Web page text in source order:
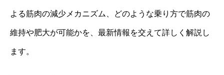
よる筋肉の減少メカニズム、どのような乗り方で筋肉の
維持や肥大が可能かを、最新情報を交えて詳しく解説し
ます。